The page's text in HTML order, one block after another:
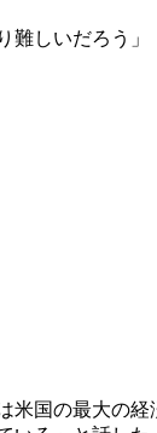
しいだろう」
米国の最大の